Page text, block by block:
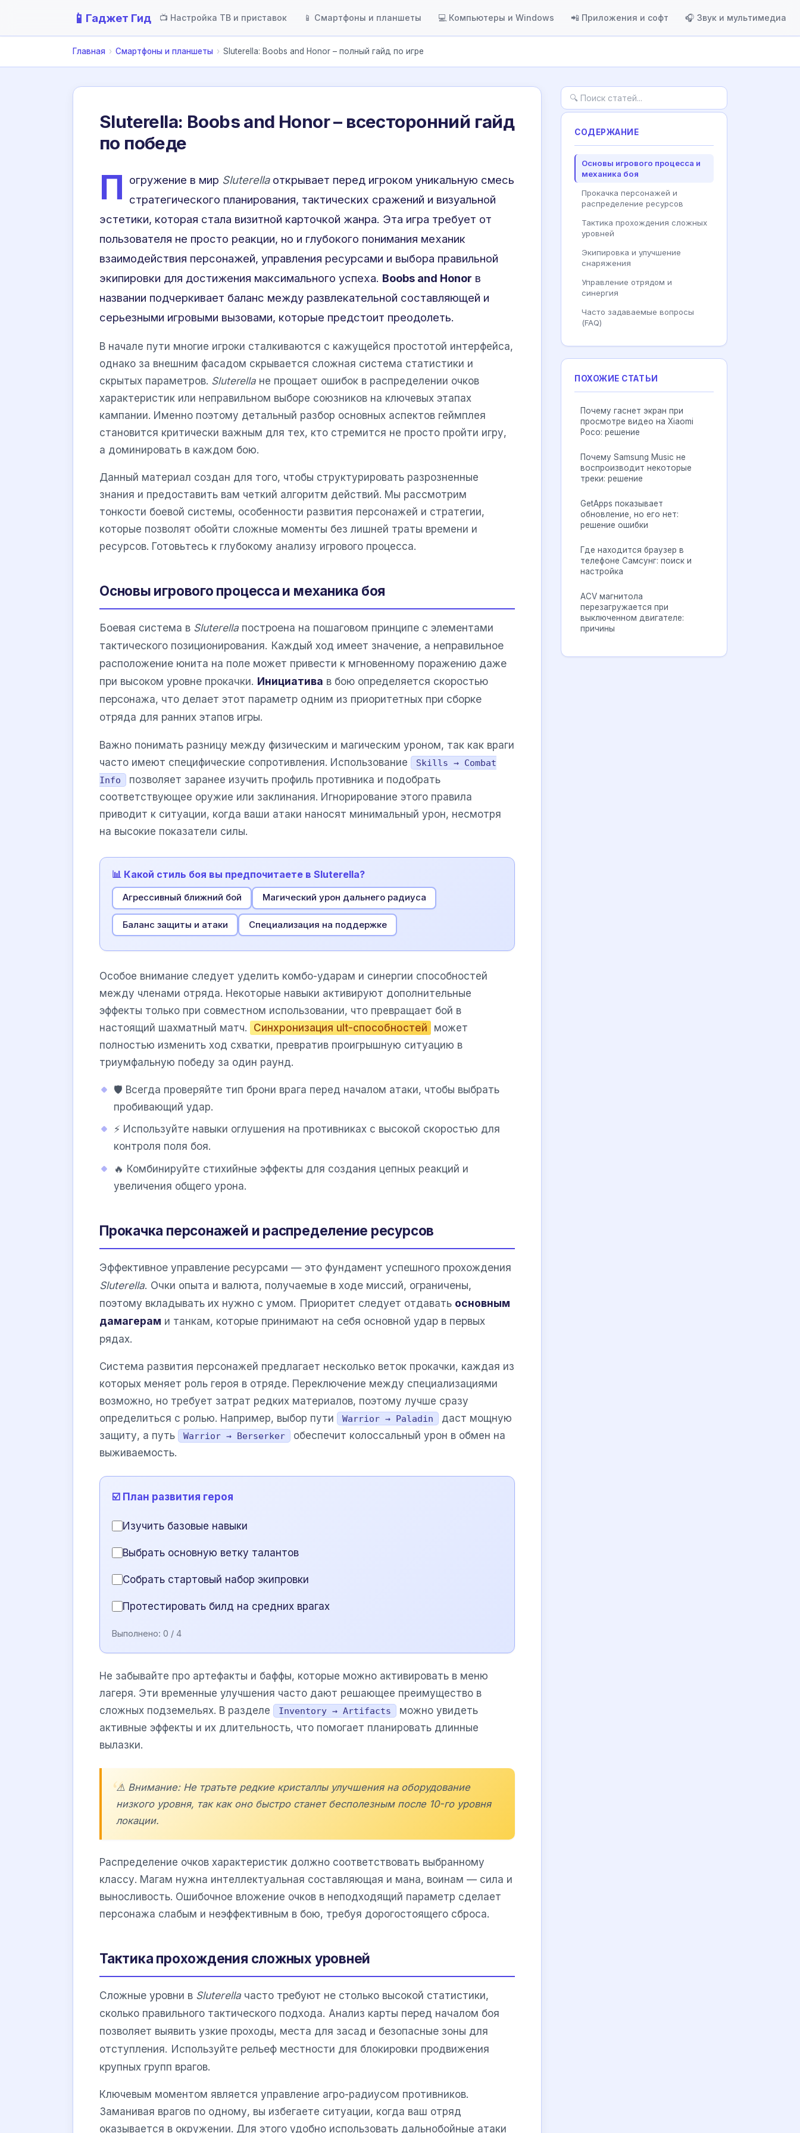
📱 Гаджет Гид 📺 Настройка ТВ и приставок 📱 Смартфоны и планшеты 💻 Компьютеры и Windows 📲 Приложения и софт 🎧 Звук и мультимедиа
Главная › Смартфоны и планшеты › Sluterella: Boobs and Honor – полный гайд по игре
Sluterella: Boobs and Honor – всесторонний гайд
по победе
П огружение в мир Sluterellaоткрывает перед игроком уникальную смесь
стратегического планирования, тактических сражений и визуальной
эстетики, которая стала визитной карточкой жанра. Эта игра требует от
пользователя не просто реакции, но и глубокого понимания механик
взаимодействия персонажей, управления ресурсами и выбора правильной
экипировки для достижения максимального успеха. Boobs and Honor в
названии подчеркивает баланс между развлекательной составляющей и
серьезными игровыми вызовами, которые предстоит преодолеть.
В начале пути многие игроки сталкиваются с кажущейся простотой интерфейса,
однако за внешним фасадом скрывается сложная система статистики и
скрытых параметров. Sluterella не прощает ошибок в распределении очков
характеристик или неправильном выборе союзников на ключевых этапах
кампании. Именно поэтому детальный разбор основных аспектов геймплея
становится критически важным для тех, кто стремится не просто пройти игру,
а доминировать в каждом бою.
Данный материал создан для того, чтобы структурировать разрозненные
знания и предоставить вам четкий алгоритм действий. Мы рассмотрим
тонкости боевой системы, особенности развития персонажей и стратегии,
которые позволят обойти сложные моменты без лишней траты времени и
ресурсов. Готовьтесь к глубокому анализу игрового процесса.
Основы игрового процесса и механика боя
Боевая система в Sluterella построена на пошаговом принципе с элементами
тактического позиционирования. Каждый ход имеет значение, а неправильное
расположение юнита на поле может привести к мгновенному поражению даже
при высоком уровне прокачки. Инициатива в бою определяется скоростью
персонажа, что делает этот параметр одним из приоритетных при сборке
отряда для ранних этапов игры.
Важно понимать разницу между физическим и магическим уроном, так как враги
часто имеют специфические сопротивления. Использование
Skills → Combat
Info
позволяет заранее изучить профиль противника и подобрать
соответствующее оружие или заклинания. Игнорирование этого правила
приводит к ситуации, когда ваши атаки наносят минимальный урон, несмотря
на высокие показатели силы.
📊 Какой стиль боя вы предпочитаете в Sluterella?
Агрессивный ближний бой Магический урон дальнего радиуса
Баланс защиты и атаки Специализация на поддержке
Особое внимание следует уделить комбо-ударам и синергии способностей
между членами отряда. Некоторые навыки активируют дополнительные
эффекты только при совместном использовании, что превращает бой в
настоящий шахматный матч.
Синхронизация ult-способностей
может
полностью изменить ход схватки, превратив проигрышную ситуацию в
триумфальную победу за один раунд.
🛡️ Всегда проверяйте тип брони врага перед началом атаки, чтобы выбрать
пробивающий удар.
⚡ Используйте навыки оглушения на противниках с высокой скоростью для
контроля поля боя.
🔥 Комбинируйте стихийные эффекты для создания цепных реакций и
увеличения общего урона.
Прокачка персонажей и распределение ресурсов
Эффективное управление ресурсами — это фундамент успешного прохождения
Sluterella. Очки опыта и валюта, получаемые в ходе миссий, ограничены,
поэтому вкладывать их нужно с умом. Приоритет следует отдавать основным
дамагерам и танкам, которые принимают на себя основной удар в первых
рядах.
Система развития персонажей предлагает несколько веток прокачки, каждая из
которых меняет роль героя в отряде. Переключение между специализациями
возможно, но требует затрат редких материалов, поэтому лучше сразу
определиться с ролью. Например, выбор пути
Warrior → Paladin
даст мощную
защиту, а путь
Warrior → Berserker
обеспечит колоссальный урон в обмен на
выживаемость.
☑️ План развития героя
Изучить базовые навыки
Выбрать основную ветку талантов
Собрать стартовый набор экипровки
Протестировать билд на средних врагах
Выполнено: 0 / 4
Не забывайте про артефакты и баффы, которые можно активировать в меню
лагеря. Эти временные улучшения часто дают решающее преимущество в
сложных подземельях. В разделе
Inventory → Artifacts
можно увидеть
активные эффекты и их длительность, что помогает планировать длинные
вылазки.
⚠️ Внимание: Не тратьте редкие кристаллы улучшения на оборудование
низкого уровня, так как оно быстро станет бесполезным после 10-го уровня
локации.
Распределение очков характеристик должно соответствовать выбранному
классу. Магам нужна интеллектуальная составляющая и мана, воинам — сила и
выносливость. Ошибочное вложение очков в неподходящий параметр сделает
персонажа слабым и неэффективным в бою, требуя дорогостоящего сброса.
Тактика прохождения сложных уровней
Сложные уровни в Sluterella часто требуют не столько высокой статистики,
сколько правильного тактического подхода. Анализ карты перед началом боя
позволяет выявить узкие проходы, места для засад и безопасные зоны для
отступления. Используйте рельеф местности для блокировки продвижения
крупных групп врагов.
Ключевым моментом является управление агро-радиусом противников.
Заманивая врагов по одному, вы избегаете ситуации, когда ваш отряд
оказывается в окружении. Для этого удобно использовать дальнобойные атаки
СОДЕРЖАНИЕ
Основы игрового процесса и
механика боя
Прокачка персонажей и
распределение ресурсов
Тактика прохождения сложных
уровней
Экипировка и улучшение
снаряжения
Управление отрядом и
синергия
Часто задаваемые вопросы
(FAQ)
ПОХОЖИЕ СТАТЬИ
Почему гаснет экран при
просмотре видео на Xiaomi
Poco: решение
Почему Samsung Music не
воспроизводит некоторые
треки: решение
GetApps показывает
обновление, но его нет:
решение ошибки
Где находится браузер в
телефоне Самсунг: поиск и
настройка
ACV магнитола
перезагружается при
выключенном двигателе:
причины